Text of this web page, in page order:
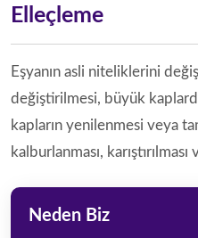
Elleçleme
Eşyanın asli niteliklerini
değiştirilmesi, büyük
kapların yenilenmesi veya
kalburlanması,
Neden Biz